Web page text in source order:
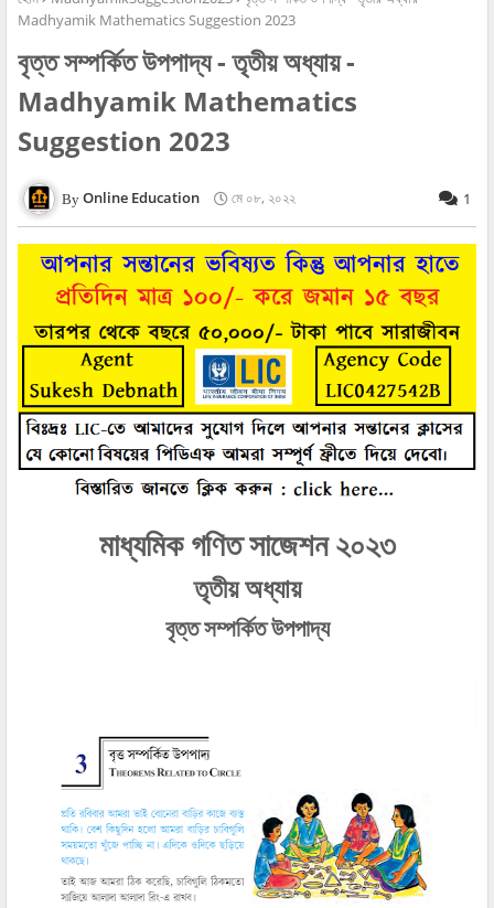
Madhyamik Mathematics Suggestion 2023
বৃত্ত সম্পর্কিত উপপাদ্য - তৃতীয় অধ্যায় -
Madhyamik Mathematics
Suggestion 2023
Online Education মে ০৮, ২০২২ 1
মাধ্যমিক গণিত সাজেশন ২০২৩
তৃতীয় অধ্যায়
বৃত্ত সম্পর্কিত উপপাদ্য